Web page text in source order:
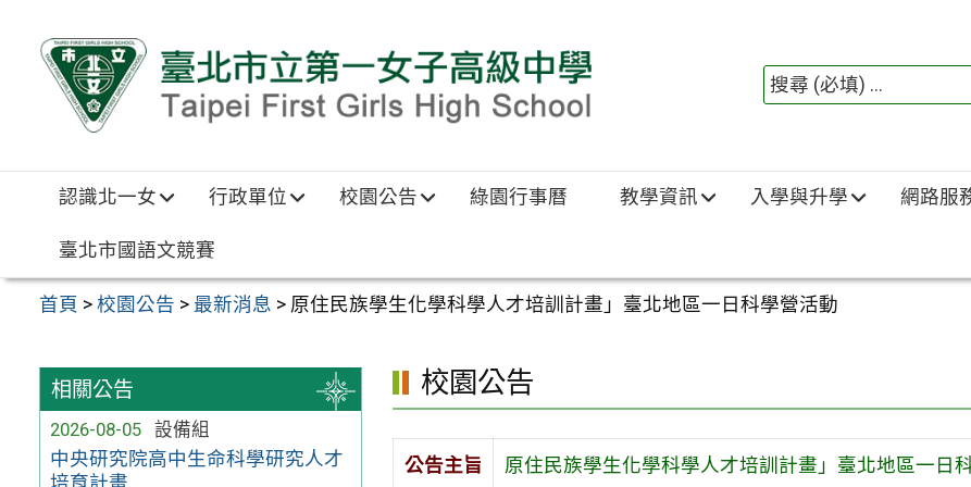
認識北一女 行政單位 校園公告 綠園行事曆 教學資訊 入學與升學 網路服
臺北市國語文競賽
首頁 >校園公告 > 最新消息 > 原住民族學生化學科學人才培訓計畫」臺北地區一日科學營活動
相關公告
2026-08-05
設備組
中央研究院高中生命科學研究人才
校園公告
公告主旨 原住民族學生化學科學人才培訓計畫」臺北地區一日